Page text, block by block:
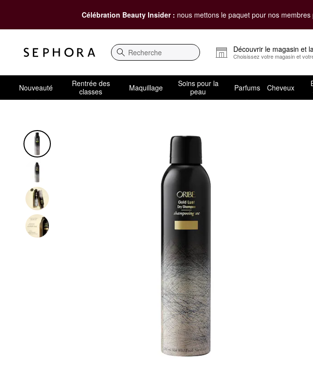
Célébration Beauty Insider : nous mettons le paquet pour nos
Recherche
Découvrir le magasin et
Choisissez votre magasin et
Nouveauté
Rentrée des
classes
Maquillage
Soins pour la
peau
Parfums Cheveux